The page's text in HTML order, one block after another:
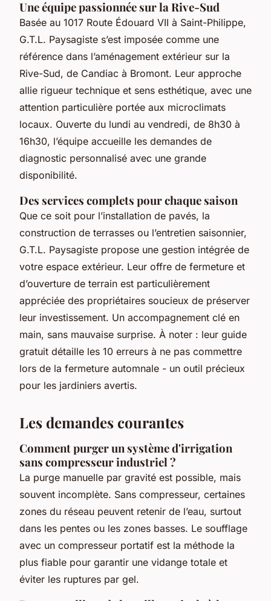
Une équipe passionnée sur la Rive-Sud
Basée au 1017 Route Édouard VII à Saint-Philippe,
G.T.L. Paysagiste s’est imposée comme une
référence dans l’aménagement extérieur sur la
Rive-Sud, de Candiac à Bromont. Leur approche
allie rigueur technique et sens esthétique, avec une
attention particulière portée aux microclimats
locaux. Ouverte du lundi au vendredi, de 8h30 à
16h30, l’équipe accueille les demandes de
diagnostic personnalisé avec une grande
disponibilité.
Des services complets pour chaque saison
Que ce soit pour l’installation de pavés, la
construction de terrasses ou l’entretien saisonnier,
G.T.L. Paysagiste propose une gestion intégrée de
votre espace extérieur. Leur offre de fermeture et
d’ouverture de terrain est particulièrement
appréciée des propriétaires soucieux de préserver
leur investissement. Un accompagnement clé en
main, sans mauvaise surprise. À noter : leur guide
gratuit détaille les 10 erreurs à ne pas commettre
lors de la fermeture automnale - un outil précieux
pour les jardiniers avertis.
Les demandes courantes
Comment purger un système d'irrigation
sans compresseur industriel ?
La purge manuelle par gravité est possible, mais
souvent incomplète. Sans compresseur, certaines
zones du réseau peuvent retenir de l’eau, surtout
dans les pentes ou les zones basses. Le soufflage
avec un compresseur portatif est la méthode la
plus fiable pour garantir une vidange totale et
éviter les ruptures par gel.